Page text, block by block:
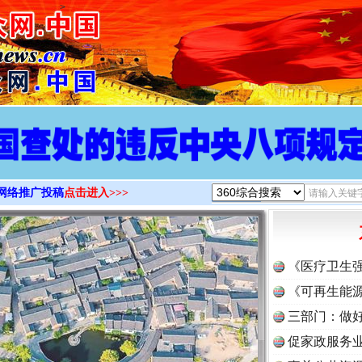
>
络推广投稿点击进入>>>
《医疗卫生
《可再生能
三部门：做
促家政服务